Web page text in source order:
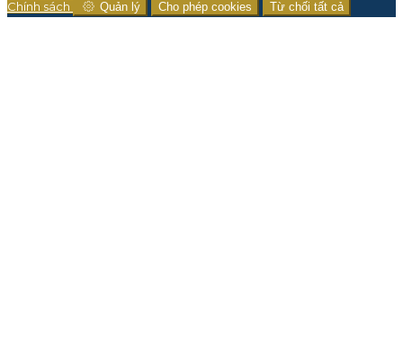
Chính sách Quản lý Cho phép cookies Từ chối tất cả